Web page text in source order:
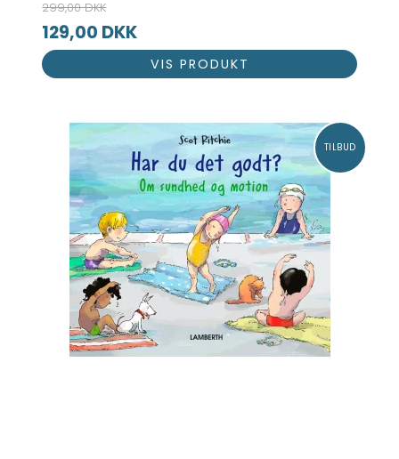
299,00 DKK
129,00 DKK
VIS PRODUKT
TILBUD